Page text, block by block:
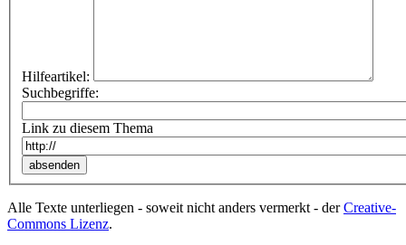
Hilfeartikel:
Suchbegriffe:
Link zu diesem Thema
Alle Texte unterliegen - soweit nicht anders vermerkt - derCreative-
Commons Lizenz.